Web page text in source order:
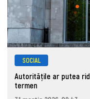
SOCIAL
Autoritățile ar putea
termen